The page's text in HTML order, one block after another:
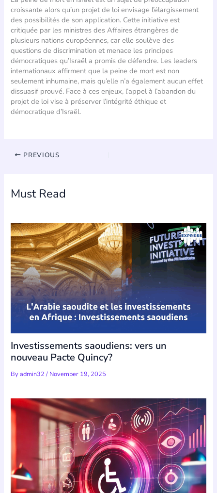
croissante alors qu’un projet de loi envisage l’élargissement
des possibilités de son application. Cette initiative est
critiquée par les ministres des Affaires étrangères de
plusieurs nations européennes, car elle soulève des
questions de discrimination et menace les principes
démocratiques qu’Israël a promis de défendre. Les leaders
internationaux affirment que la peine de mort est non
seulement inhumaine, mais qu’elle n’a également aucun effet
dissuasif prouvé. Face à ces enjeux, l’appel à l’abandon du
projet de loi vise à préserver l’intégrité éthique et
démocratique d’Israël.
PREVIOUS
Must Read
Investissements saoudiens: vers un
nouveau Pacte Quincy?
Byadmin32/ November 19, 2025